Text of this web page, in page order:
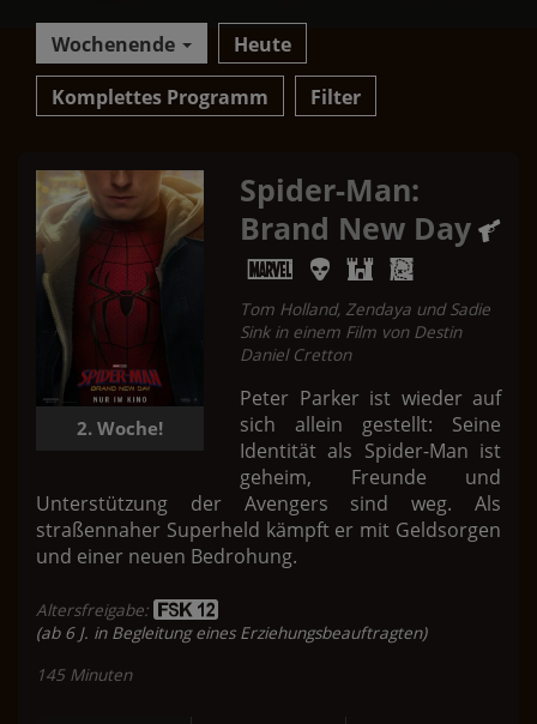
Wochenende
Heute
Komplettes Programm
Filter
2. Woche!
Spider-Man:
Brand New Day
Tom Holland, Zendaya und Sadie
Sink in einem Film von Destin
Daniel Cretton
Peter Parker ist wieder auf
sich allein gestellt: Seine
Identität als Spider-Man ist
geheim, Freunde und
Unterstützung der Avengers sind weg. Als
straßennaher Superheld kämpft er mit Geldsorgen
und einer neuen Bedrohung.
Altersfreigabe:
(ab 6 J. in Begleitung eines Erziehungsbeauftragten)
145 Minuten